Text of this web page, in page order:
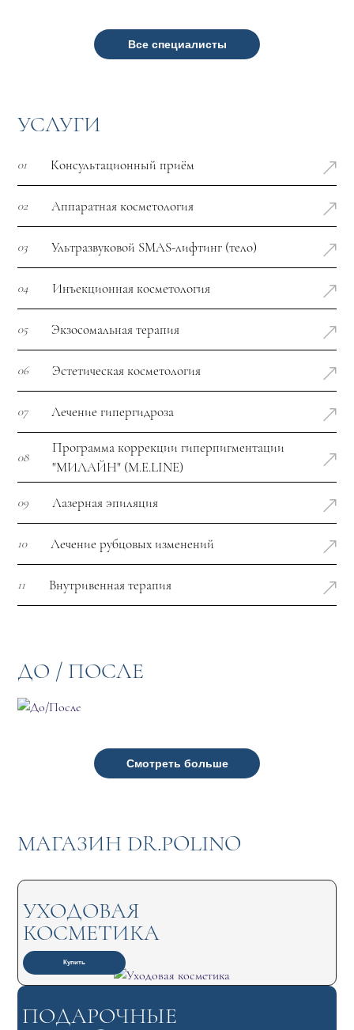
Все специалисты
УСЛУГИ
01 Консультационный приём
02 Аппаратная косметология
03 Ультразвуковой SMAS-лифтинг (тело)
04 Инъекционная косметология
05 Экзосомальная терапия
06 Эстетическая косметология
07 Лечение гипергидроза
08
Программа коррекции гиперпигментации
"МИЛАЙН" (M.E.LINE)
09 Лазерная эпиляция
10 Лечение рубцовых изменений
11 Внутривенная терапия
ДО / ПОСЛЕ
Смотреть больше
МАГАЗИН DR.POLINO
УХОДОВАЯ
КОСМЕТИКА
Купить
ПОДАРОЧНЫЕ